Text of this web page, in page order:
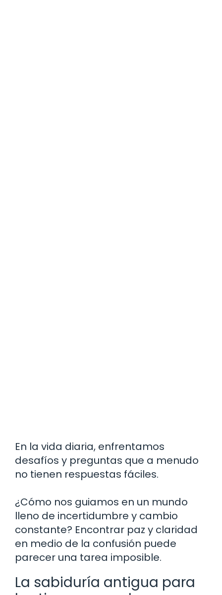
En la vida diaria, enfrentamos
desafíos y preguntas que a menudo
no tienen respuestas fáciles.
¿Cómo nos guiamos en un mundo
lleno de incertidumbre y cambio
constante? Encontrar paz y claridad
en medio de la confusión puede
parecer una tarea imposible.
La sabiduría antigua para